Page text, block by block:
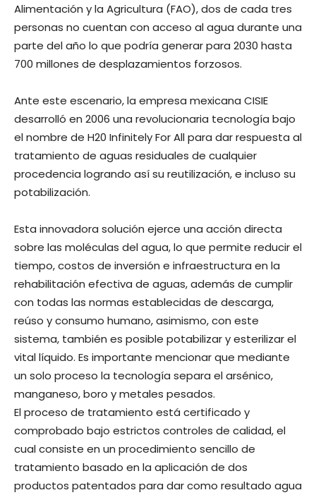
Alimentación y la Agricultura (FAO), dos de cada tres
personas no cuentan con acceso al agua durante una
parte del año lo que podría generar para 2030 hasta
700 millones de desplazamientos forzosos.
Ante este escenario, la empresa mexicana CISIE
desarrolló en 2006 una revolucionaria tecnología bajo
el nombre de H20 Infinitely For All para dar respuesta al
tratamiento de aguas residuales de cualquier
procedencia logrando así su reutilización, e incluso su
potabilización.
Esta innovadora solución ejerce una acción directa
sobre las moléculas del agua, lo que permite reducir el
tiempo, costos de inversión e infraestructura en la
rehabilitación efectiva de aguas, además de cumplir
con todas las normas establecidas de descarga,
reúso y consumo humano, asimismo, con este
sistema, también es posible potabilizar y esterilizar el
vital líquido. Es importante mencionar que mediante
un solo proceso la tecnología separa el arsénico,
manganeso, boro y metales pesados.
El proceso de tratamiento está certificado y
comprobado bajo estrictos controles de calidad, el
cual consiste en un procedimiento sencillo de
tratamiento basado en la aplicación de dos
productos patentados para dar como resultado agua